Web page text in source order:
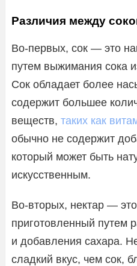
Различия между
Во-первых, сок — это
путем выжимания сока
Сок обладает более
содержит большее
веществ, таких как
обычно не содержит
который может быть
искусственным.
Во-вторых, нектар —
приготовленный путем
и добавления сахара.
сладкий вкус, чем сок,